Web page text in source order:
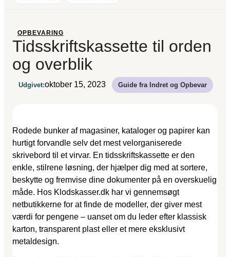
OPBEVARING
Tidsskriftskassette til orden
og overblik
Udgivet:oktober 15, 2023 Guide fra Indret og Opbevar
Rodede bunker af magasiner, kataloger og papirer kan
hurtigt forvandle selv det mest velorganiserede
skrivebord til et virvar. En tidsskriftskassette er den
enkle, stilrene løsning, der hjælper dig med at sortere,
beskytte og fremvise dine dokumenter på en overskuelig
måde. Hos Klodskasser.dk har vi gennemsøgt
netbutikkerne for at finde de modeller, der giver mest
værdi for pengene – uanset om du leder efter klassisk
karton, transparent plast eller et mere eksklusivt
metaldesign.